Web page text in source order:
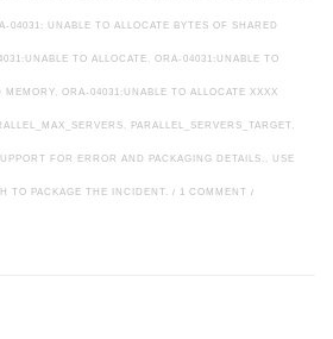
04031: UNABLE TO ALLOCATE BYTES OF SHARED
TO ALLOCATE , ORA-04031:UNABLE TO
MEMORY, ORA-04031:UNABLE TO ALLOCATE XXXX
, PARALLEL_SERVERS_TARGET,
FOR ERROR AND PACKAGING DETAILS. , USE
TO PACKAGE THE INCIDENT. / 1 COMMENT /